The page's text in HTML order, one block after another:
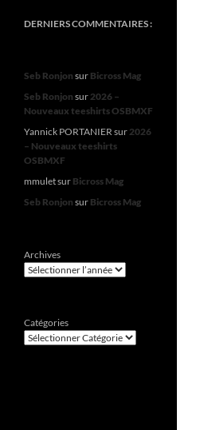
DERNIERS COMMENTAIRES :
Seb Ronjon sur Bicross Mag
Seb Ronjon sur2026 –
Nouveaux teeshirts OSBMXF
Yannick PORTANIERsur2026
– Nouveaux teeshirts
OSBMXF
mmuletsur Bicross Mag
Seb Ronjon sur Bicross Mag
Archives
Catégories